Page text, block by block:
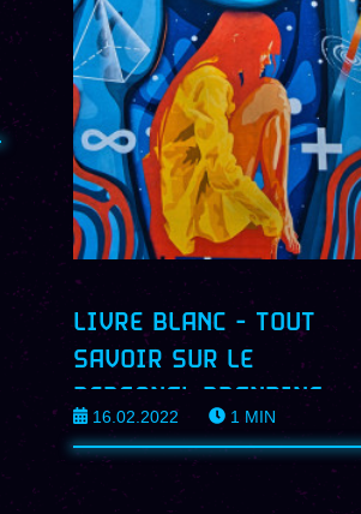
LIVRE BLANC - TOUT
SAVOIR SUR LE
PERSONAL BRANDING
16.02.2022 1 MIN